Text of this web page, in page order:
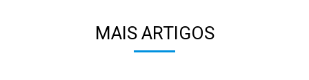
MAIS ARTIGOS